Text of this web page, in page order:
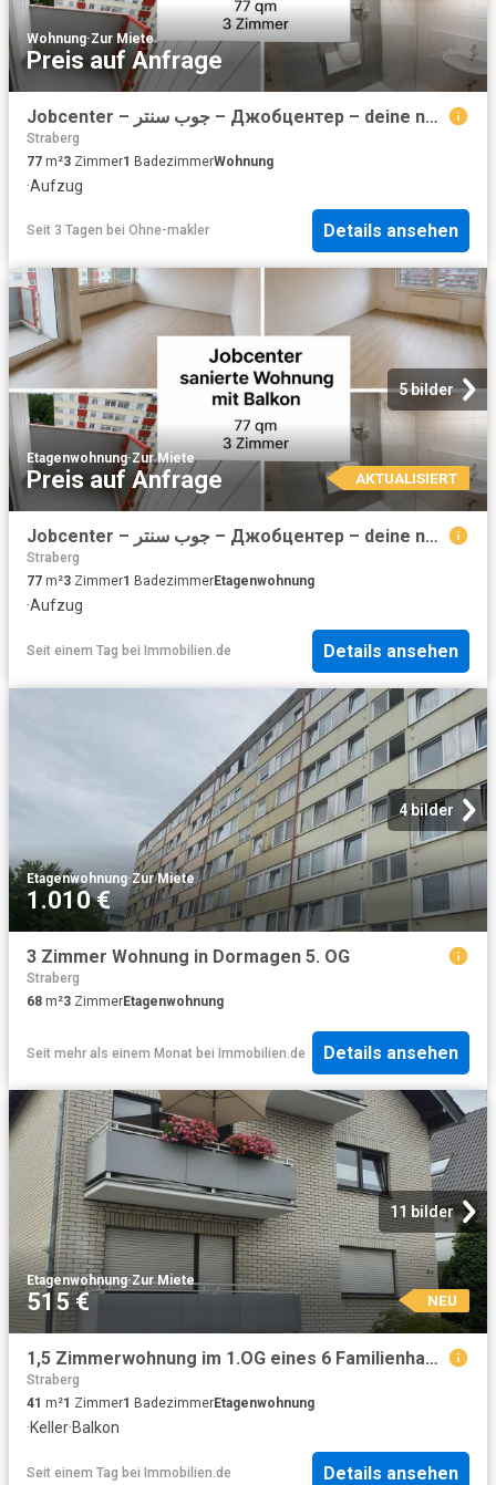
Wohnung·Zur Miete
Preis auf Anfrage
Jobcenter – جوب سنتر – Джобцентер – deine neue Wohnung ist fertig!
Straberg
77 m²3 Zimmer1 BadezimmerWohnung
·Aufzug
Seit 3 Tagen bei Ohne-makler Details ansehen
5 bilder
Etagenwohnung·Zur Miete
Preis auf Anfrage AKTUALISIERT
Jobcenter – جوب سنتر – Джобцентер – deine neue Wohnung ist fertig!
Straberg
77 m²3 Zimmer1 BadezimmerEtagenwohnung
·Aufzug
Seit einem Tag bei Immobilien.de Details ansehen
4 bilder
Etagenwohnung·Zur Miete
1.010 €
3 Zimmer Wohnung in Dormagen 5. OG
Straberg
68 m²3 ZimmerEtagenwohnung
Seit mehr als einem Monat bei Immobilien.de Details ansehen
11 bilder
Etagenwohnung·Zur Miete
515 € NEU
1,5 Zimmerwohnung im 1.OG eines 6 Familienhauses
Straberg
41 m²1 Zimmer1 BadezimmerEtagenwohnung
·Keller·Balkon
Seit einem Tag bei Immobilien.de Details ansehen